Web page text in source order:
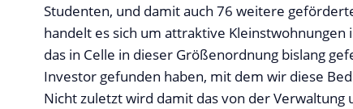
Studenten, und damit auch 76 weitere
handelt es sich um attraktive
das in Celle in dieser Größenordnung bislang
Investor gefunden haben, mit dem wir diese
Nicht zuletzt wird damit das von der